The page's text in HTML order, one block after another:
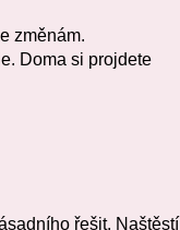
změnám.
Doma si projdete
řešit. Naštěstí